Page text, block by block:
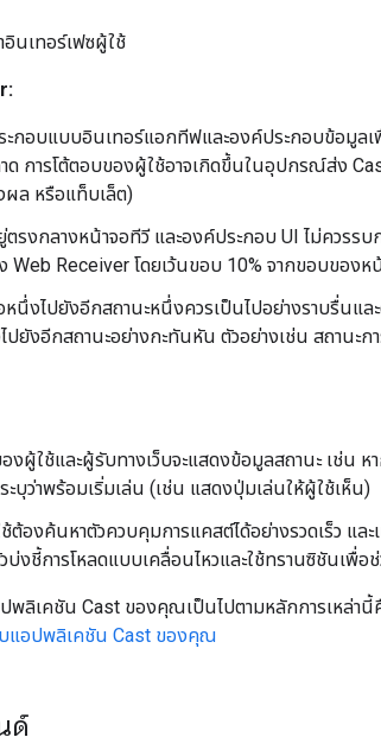
นเทอร์เฟซผู้ใช้
ระกอบแบบอินเทอร์แอกทีฟและองค์ประกอบข้อมูล
ด การโต้ตอบของผู้ใช้อาจเกิดขึ้นในอุปกรณ์ส่ง
ผล หรือแท็บเล็ต)
ยู่ตรงกลางหน้าจอทีวี และองค์ประกอบ UI ไม่ควร
Web Receiver โดยเว้นขอบ 10% จากขอบของห
หนึ่งไปยังอีกสถานะหนึ่งควรเป็นไปอย่างราบรื่นแ
ไปยังอีกสถานะอย่างกะทันหัน ตัวอย่างเช่น สถานะ
งผู้ใช้และผู้รับทางเว็บจะแสดงข้อมูลสถานะ เช่น ห
บุว่าพร้อมเริ่มเล่น (เช่น แสดงปุ่มเล่นให้ผู้ใช้เห็น)
ช้ต้องค้นหาตัวควบคุมการแคสต์ได้อย่างรวดเร็ว
บ่งชี้การโหลดแบบเคลื่อนไหวและใช้ทรานซิชันเพื่อ
ปพลิเคชัน Cast ของคุณเป็นไปตามหลักการเหล่า
แอปพลิเคชัน Cast ของคุณ
ด์